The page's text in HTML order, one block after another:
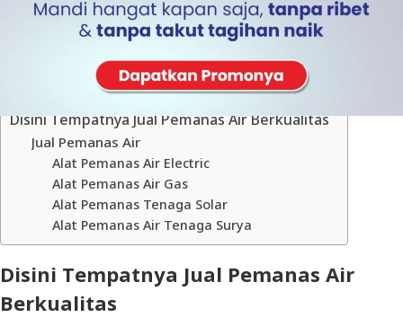
Table of Contents
Disini Tempatnya Jual Pemanas Air Berkualitas
Jual Pemanas Air
Alat Pemanas Air Electric
Alat Pemanas Air Gas
Alat Pemanas Tenaga Solar
Alat Pemanas Air Tenaga Surya
Disini Tempatnya Jual Pemanas Air
Berkualitas